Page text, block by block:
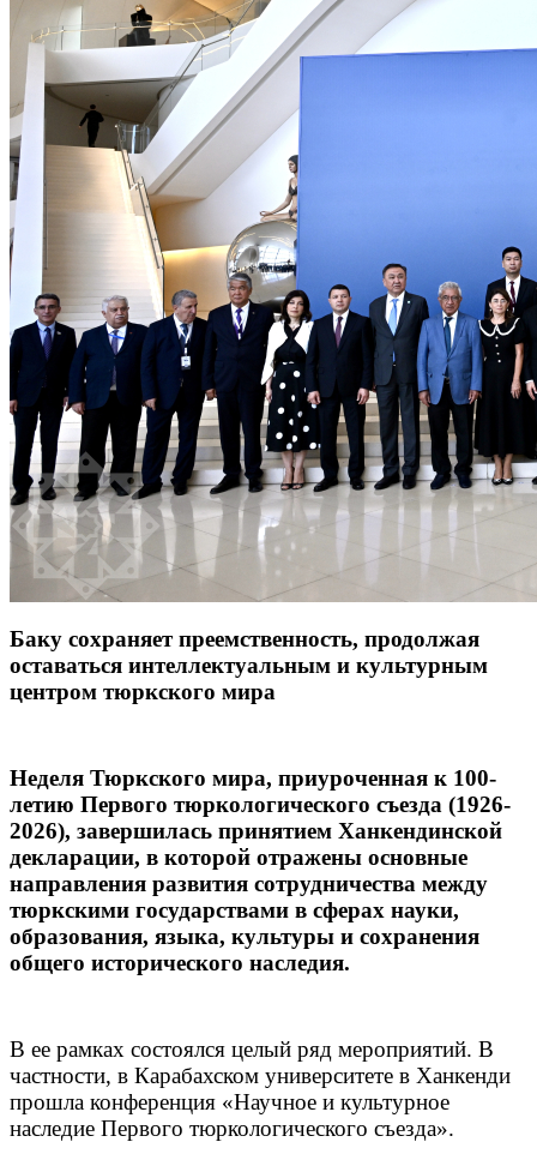
Баку сохраняет преемственность, продолжая
оставаться интеллектуальным и культурным
центром тюркского мира
Неделя Тюркского мира, приуроченная к 100-
летию Первого тюркологического съезда (1926-
2026), завершилась принятием Ханкендинской
декларации, в которой отражены основные
направления развития сотрудничества между
тюркскими государствами в сферах науки,
образования, языка, культуры и сохранения
общего исторического наследия.
В ее рамках состоялся целый ряд мероприятий. В
частности, в Карабахском университете в Ханкенди
прошла конференция «Научное и культурное
наследие Первого тюркологического съезда».